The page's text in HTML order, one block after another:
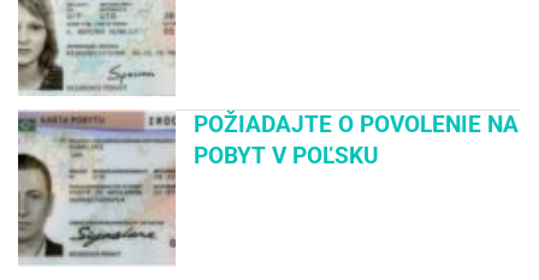
POŽIADAJTE O POVOLENIE NA
POBYT V POĽSKU